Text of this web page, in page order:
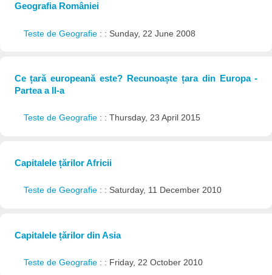
Geografia României
Teste de Geografie : : Sunday, 22 June 2008
Ce țară europeană este? Recunoaște țara din Europa -
Partea a II-a
Teste de Geografie : : Thursday, 23 April 2015
Capitalele țărilor Africii
Teste de Geografie : : Saturday, 11 December 2010
Capitalele țărilor din Asia
Teste de Geografie : : Friday, 22 October 2010